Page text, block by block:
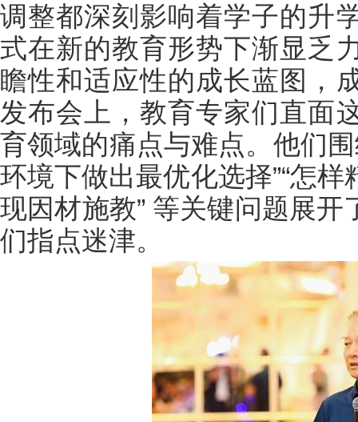
调整都深刻影响着学子的升
式在新的教育形势下渐显乏
瞻性和适应性的成长蓝图，
发布会上，教育专家们直面
育领域的痛点与难点。他们
环境下做出最优化选择”“怎
现因材施教” 等关键问题展
们指点迷津。